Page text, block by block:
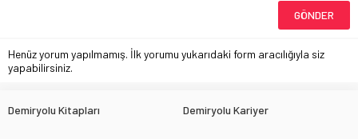
Henüz yorum yapılmamış. İlk yorumu yukarıdaki form aracılığıyla siz
yapabilirsiniz.
Demiryolu Kitapları Demiryolu Kariyer